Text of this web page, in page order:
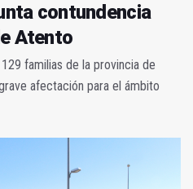
contundencia
Atento
familias de la provincia de
afectación para el ámbito